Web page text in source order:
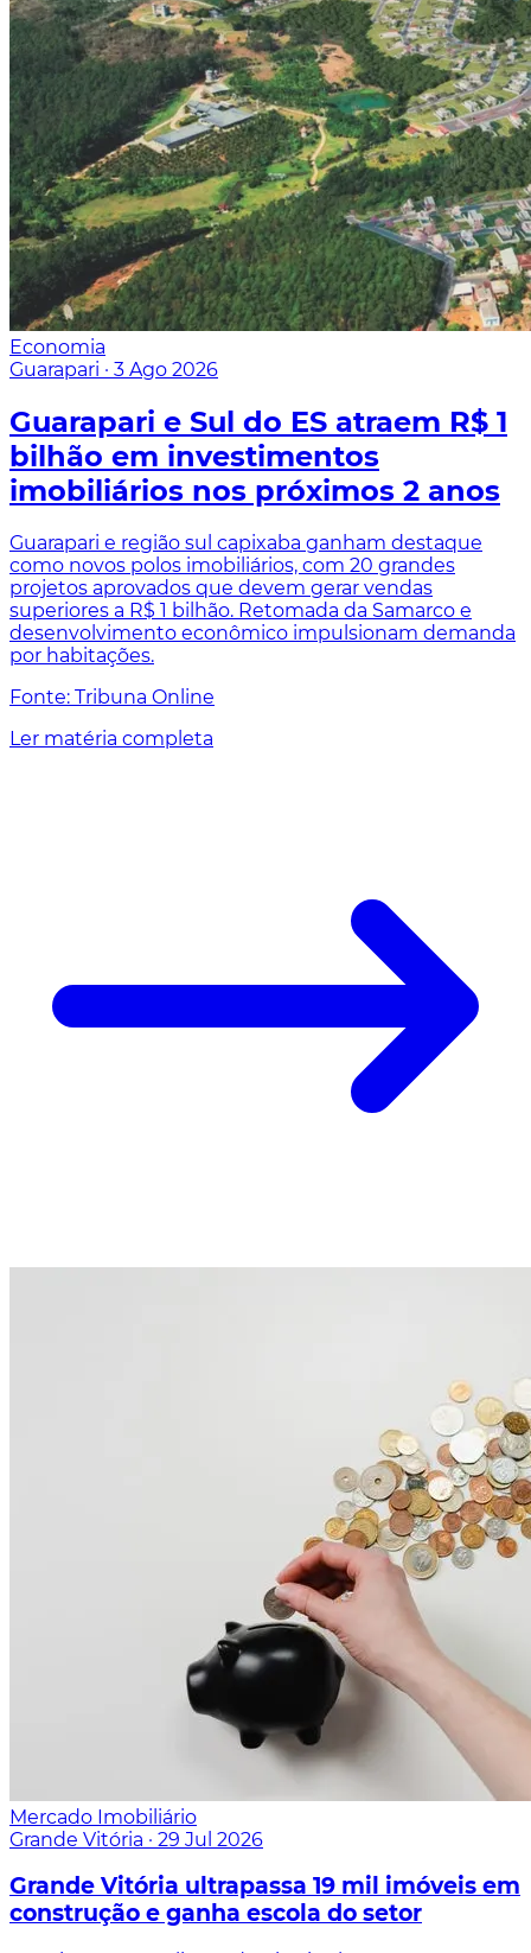
Economia
Guarapari · 3 Ago 2026
Guarapari e Sul do ES atraem R$ 1
bilhão em investimentos
imobiliários nos próximos 2 anos
Guarapari e região sul capixaba ganham destaque
como novos polos imobiliários, com 20 grandes
projetos aprovados que devem gerar vendas
superiores a R$ 1 bilhão. Retomada da Samarco e
desenvolvimento econômico impulsionam demanda
por habitações.
Fonte: Tribuna Online
Ler matéria completa
Mercado Imobiliário
Grande Vitória · 29 Jul 2026
Grande Vitória ultrapassa 19 mil imóveis em
construção e ganha escola do setor